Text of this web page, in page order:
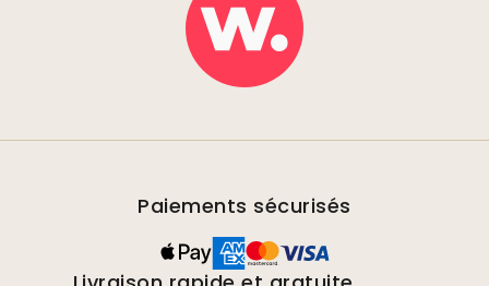
Paiements sécurisés